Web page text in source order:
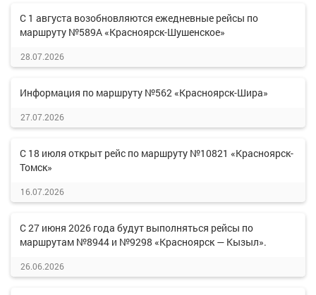
С 1 августа возобновляются ежедневные рейсы по
маршруту №589А «Красноярск-Шушенское»
28.07.2026
Информация по маршруту №562 «Красноярск-Шира»
27.07.2026
С 18 июля открыт рейс по маршруту №10821 «Красноярск-
Томск»
16.07.2026
С 27 июня 2026 года будут выполняться рейсы по
маршрутам №8944 и №9298 «Красноярск — Кызыл».
26.06.2026